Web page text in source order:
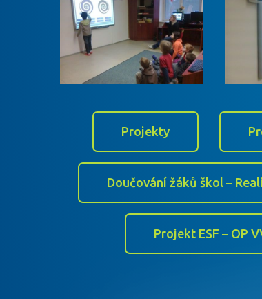
Projekty
Doučování žáků škol –
Projekt ESF – OP